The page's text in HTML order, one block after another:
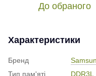
До обраного
Характеристики
Бренд
Тип пам'яті
DDR3L